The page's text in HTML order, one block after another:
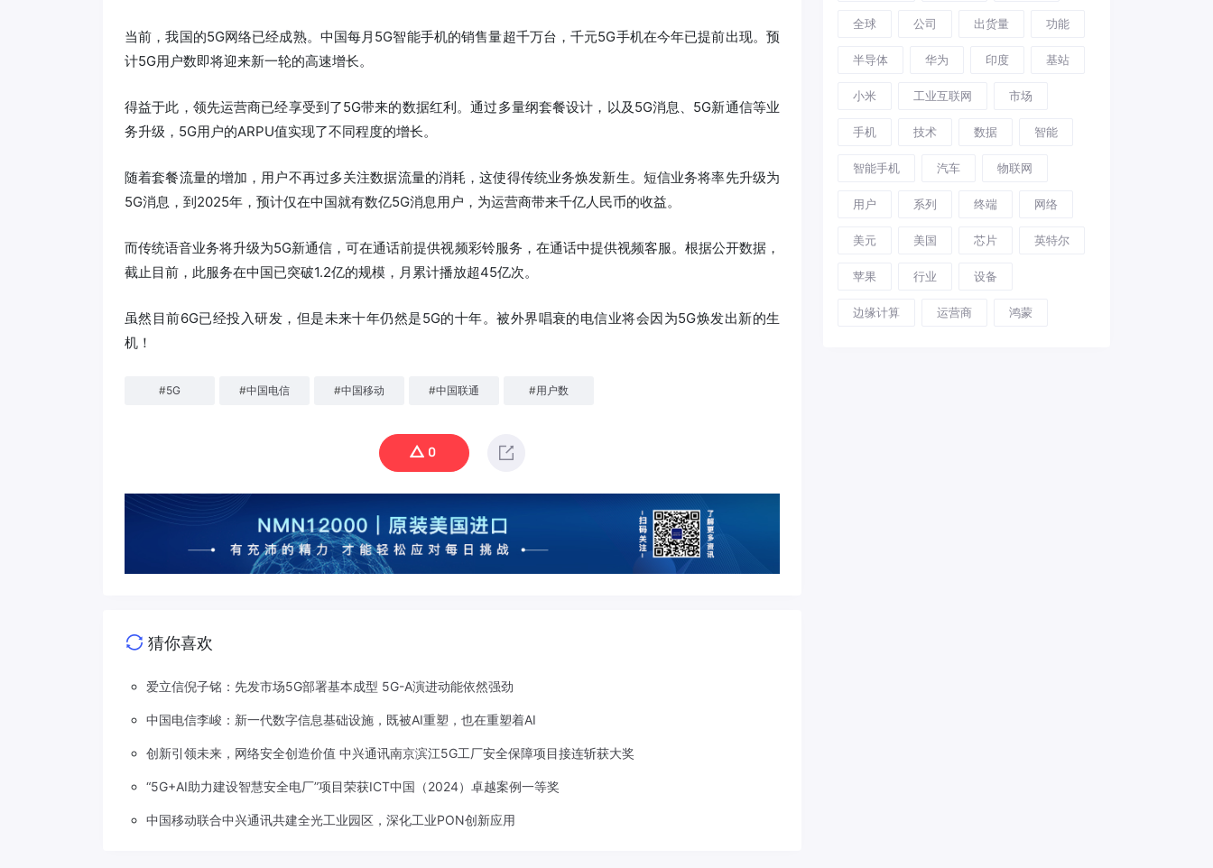
当前，我国的5G网络已经成熟。中国每月5G智能手机的销售量超千万台，千元5G手机在今年已提前出现。预
计5G用户数即将迎来新一轮的高速增长。
得益于此，领先运营商已经享受到了5G带来的数据红利。通过多量纲套餐设计，以及5G消息、5G新通信等业
务升级，5G用户的ARPU值实现了不同程度的增长。
随着套餐流量的增加，用户不再过多关注数据流量的消耗，这使得传统业务焕发新生。短信业务将率先升级为
5G消息，到2025年，预计仅在中国就有数亿5G消息用户，为运营商带来千亿人民币的收益。
而传统语音业务将升级为5G新通信，可在通话前提供视频彩铃服务，在通话中提供视频客服。根据公开数据，
截止目前，此服务在中国已突破1.2亿的规模，月累计播放超45亿次。
虽然目前6G已经投入研发，但是未来十年仍然是5G的十年。被外界唱衰的电信业将会因为5G焕发出新的生
机！
#5G #中国电信 #中国移动 #中国联通 #用户数
0
猜你喜欢
爱立信倪子铭：先发市场5G部署基本成型 5G-A演进动能依然强劲
中国电信李峻：新一代数字信息基础设施，既被AI重塑，也在重塑着AI
创新引领未来，网络安全创造价值 中兴通讯南京滨江5G工厂安全保障项目接连斩获大奖
“5G+AI助力建设智慧安全电厂”项目荣获ICT中国（2024）卓越案例一等奖
中国移动联合中兴通讯共建全光工业园区，深化工业PON创新应用
全球 公司 出货量 功能
半导体 华为 印度 基站
小米 工业互联网 市场
手机 技术 数据 智能
智能手机 汽车 物联网
用户 系列 终端 网络
美元 美国 芯片 英特尔
苹果 行业 设备
边缘计算 运营商 鸿蒙